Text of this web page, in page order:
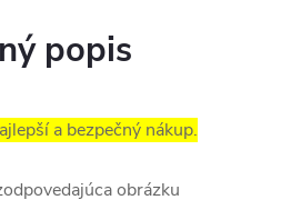
popis
a bezpečný nákup.
obrázku